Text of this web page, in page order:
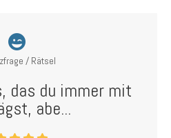
/ Rätsel
das du immer mit
abe...